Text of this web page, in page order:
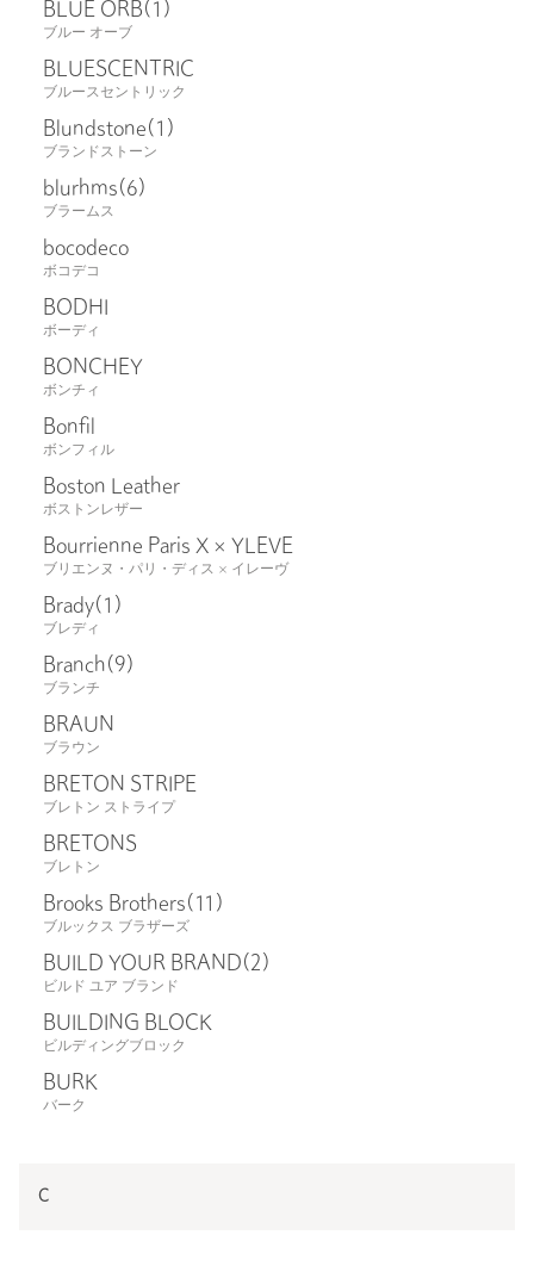
BLUE ORB(1)
ブルー オーブ
BLUESCENTRIC
ブルースセントリック
Blundstone(1)
ブランドストーン
blurhms(6)
ブラームス
bocodeco
ボコデコ
BODHI
ボーディ
BONCHEY
ボンチィ
Bonfil
ボンフィル
Boston Leather
ボストンレザー
Bourrienne Paris X × YLEVE
ブリエンヌ・パリ・ディス × イレーヴ
Brady(1)
ブレディ
Branch(9)
ブランチ
BRAUN
ブラウン
BRETON STRIPE
ブレトン ストライプ
BRETONS
ブレトン
Brooks Brothers(11)
ブルックス ブラザーズ
BUILD YOUR BRAND(2)
ビルド ユア ブランド
BUILDING BLOCK
ビルディングブロック
BURK
バーク
C